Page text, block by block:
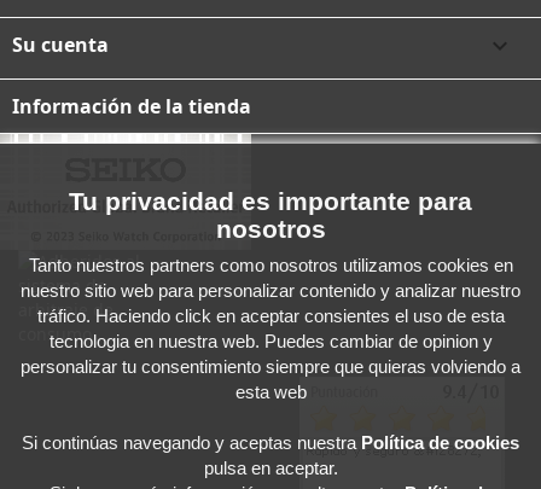
Su cuenta 
Información de la tienda
Tu privacidad es importante para
nosotros
Tanto nuestros partners como nosotros utilizamos cookies en
nuestro sitio web para personalizar contenido y analizar nuestro
tráfico. Haciendo click en aceptar consientes el uso de esta
tecnologia en nuestra web. Puedes cambiar de opinion y
personalizar tu consentimiento siempre que quieras volviendo a
esta web
Si continúas navegando y aceptas nuestra Política de cookies
pulsa en aceptar.